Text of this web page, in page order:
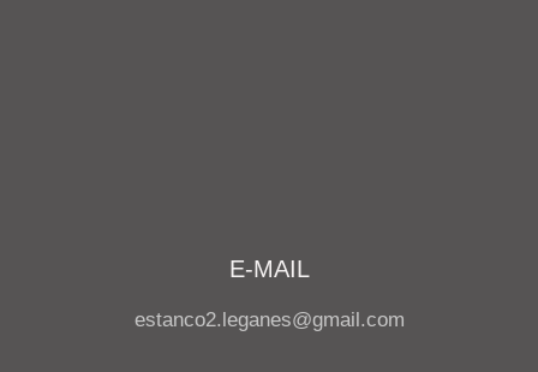
E-MAIL
estanco2.leganes@gmail.com